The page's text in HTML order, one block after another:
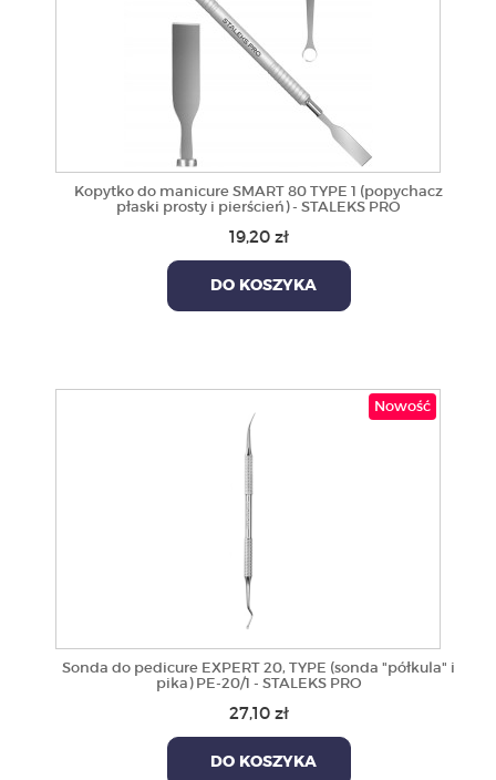
Kopytko do manicure SMART 80 TYPE 1 (popychacz
płaski prosty i pierścień) - STALEKS PRO
19,20 zł
DO KOSZYKA
Nowość
Sonda do pedicure EXPERT 20, TYPE (sonda "półkula" i
pika) PE-20/1 - STALEKS PRO
27,10 zł
DO KOSZYKA